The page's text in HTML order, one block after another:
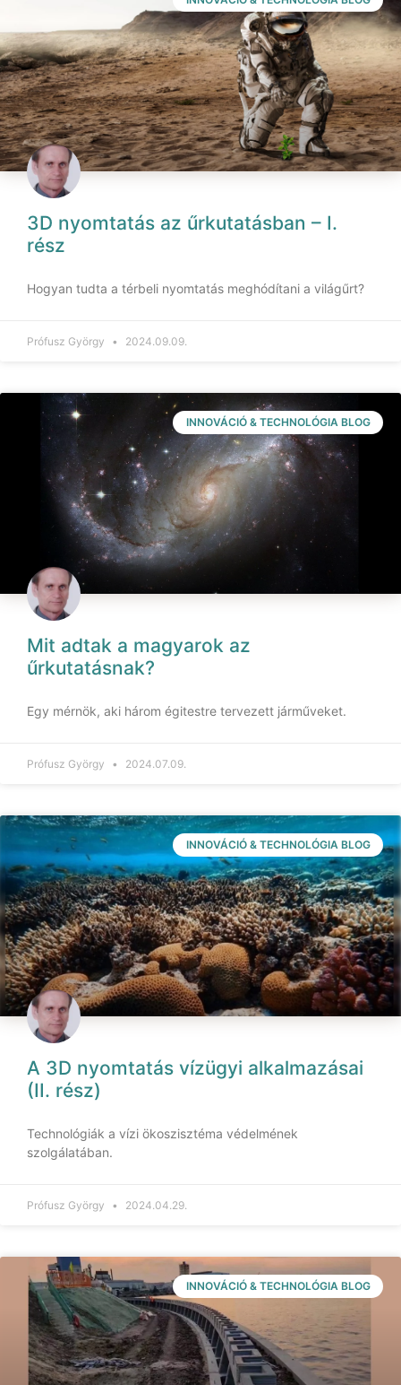
3D nyomtatás az űrkutatásban – I.
rész
Hogyan tudta a térbeli nyomtatás meghódítani a világűrt?
Prófusz György 2024.09.09.
INNOVÁCIÓ & TECHNOLÓGIA BLOG
Mit adtak a magyarok az
űrkutatásnak?
Egy mérnök, aki három égitestre tervezett járműveket.
Prófusz György 2024.07.09.
INNOVÁCIÓ & TECHNOLÓGIA BLOG
A 3D nyomtatás vízügyi alkalmazásai
(II. rész)
Technológiák a vízi ökoszisztéma védelmének
szolgálatában.
Prófusz György 2024.04.29.
INNOVÁCIÓ & TECHNOLÓGIA BLOG